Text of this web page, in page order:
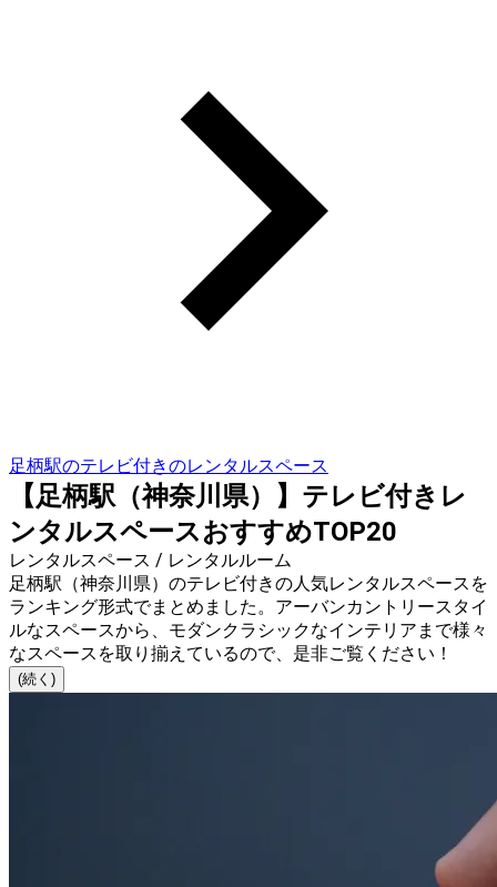
足柄駅のテレビ付きのレンタルスペース
【足柄駅（神奈川県）】テレビ付きレ
ンタルスペースおすすめTOP20
レンタルスペース / レンタルルーム
足柄駅（神奈川県）のテレビ付きの人気レンタルスペースを
ランキング形式でまとめました。アーバンカントリースタイ
ルなスペースから、モダンクラシックなインテリアまで様々
なスペースを取り揃えているので、是非ご覧ください！
(続く)